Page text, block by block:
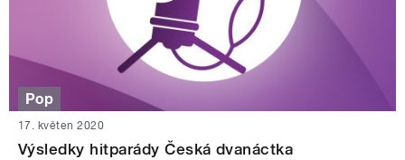
Pop
17. květen 2020
Výsledky hitparády Česká dvanáctka